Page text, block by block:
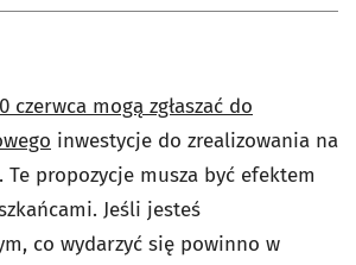
czerwca mogą zgłaszać do
inwestycje do zrealizowania na
propozycje musza być efektem
Jeśli jesteś
co wydarzyć się powinno w